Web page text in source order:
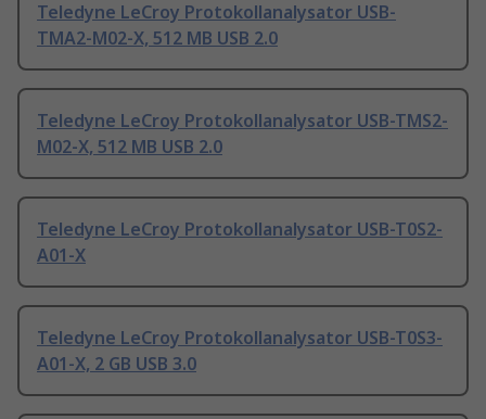
Teledyne LeCroy Protokollanalysator USB-
TMA2-M02-X, 512 MB USB 2.0
Teledyne LeCroy Protokollanalysator USB-TMS2-
M02-X, 512 MB USB 2.0
Teledyne LeCroy Protokollanalysator USB-T0S2-
A01-X
Teledyne LeCroy Protokollanalysator USB-T0S3-
A01-X, 2 GB USB 3.0